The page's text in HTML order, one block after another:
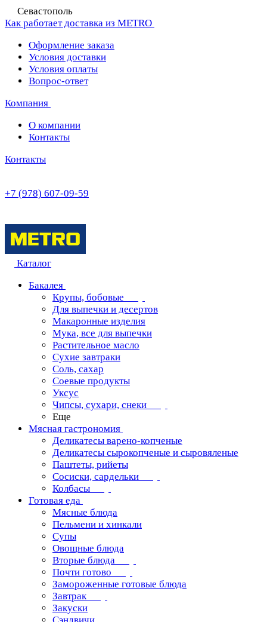
Севастополь
Как работает доставка из METRO
Оформление заказа
Условия доставки
Условия оплаты
Вопрос-ответ
Компания
О компании
Контакты
Контакты
+7 (978) 607-09-59
Каталог
Бакалея
Крупы, бобовые
Для выпечки и десертов
Макаронные изделия
Мука, все для выпечки
Растительное масло
Сухие завтраки
Соль, сахар
Соевые продукты
Уксус
Чипсы, сухари, снеки
Еще
Мясная гастрономия
Деликатесы варено-копченые
Деликатесы сырокопченые и сыровяленые
Паштеты, рийеты
Сосиски, сардельки
Колбасы
Готовая еда
Мясные блюда
Пельмени и хинкали
Супы
Овощные блюда
Вторые блюда
Почти готово
Замороженные готовые блюда
Завтрак
Закуски